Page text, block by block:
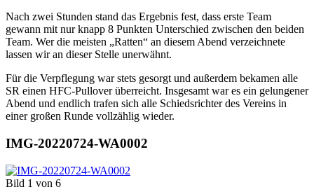
Nach zwei Stunden stand das Ergebnis fest, dass erste Team
gewann mit nur knapp 8 Punkten Unterschied zwischen den beiden
Team. Wer die meisten „Ratten“ an diesem Abend verzeichnete
lassen wir an dieser Stelle unerwähnt.
Für die Verpflegung war stets gesorgt und außerdem bekamen alle
SR einen HFC-Pullover überreicht. Insgesamt war es ein gelungener
Abend und endlich trafen sich alle Schiedsrichter des Vereins in
einer großen Runde vollzählig wieder.
IMG-20220724-WA0002
Bild 1 von 6